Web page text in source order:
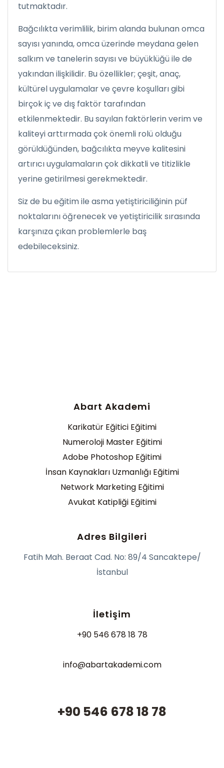
tutmaktadır.
Bağcılıkta verimlilik, birim alanda bulunan omca
sayısı yanında, omca üzerinde meydana gelen
salkım ve tanelerin sayısı ve büyüklüğü ile de
yakından ilişkilidir. Bu özellikler; çeşit, anaç,
kültürel uygulamalar ve çevre koşulları gibi
birçok iç ve dış faktör tarafından
etkilenmektedir. Bu sayılan faktörlerin verim ve
kaliteyi arttırmada çok önemli rolü olduğu
görüldüğünden, bağcılıkta meyve kalitesini
artırıcı uygulamaların çok dikkatli ve titizlikle
yerine getirilmesi gerekmektedir.
Siz de bu eğitim ile asma yetiştiriciliğinin püf
noktalarını öğrenecek ve yetiştiricilik sırasında
karşınıza çıkan problemlerle baş
edebileceksiniz.
Abart Akademi
Karikatür Eğitici Eğitimi
Numeroloji Master Eğitimi
Adobe Photoshop Eğitimi
İnsan Kaynakları Uzmanlığı Eğitimi
Network Marketing Eğitimi
Avukat Katipliği Eğitimi
Adres Bilgileri
Fatih Mah. Beraat Cad. No: 89/4 Sancaktepe/
İstanbul
İletişim
+90 546 678 18 78
info@abartakademi.com
+90 546 678 18 78